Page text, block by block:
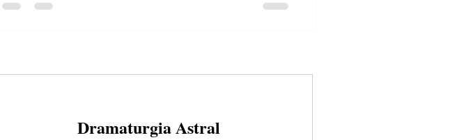
Dramaturgia Astral